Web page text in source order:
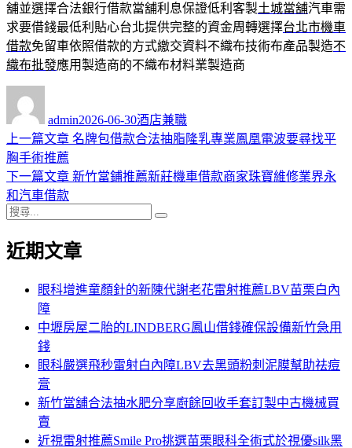
舖並選擇合法銀行借款當舖利息保證低利客製土城當舖汽車需
求要借錢最低利貼心台北提供完整的資金周轉選擇台北市機車
借款免留車依照借款的方式繳交資料不織布技術布產品製造不
織布批發應用製造商的不織布材料業製造商
admin佈
日
2026-06-30類
酒店兼職
文
章
導
覽
上一篇文章 上
篇
名牌包借款合法抽脂隆乳專業鳳凰電波要尋找平
胸手術推薦
下一篇文章 下
章:
新竹當鋪推薦新莊機車借款商家珠寶維修業界永
和汽車借款
搜
關
近期文章
眼科增進童顏針的新陳代謝老花雷射推薦LBV苗栗白內
障
中壢房屋二胎的LINDBERG鳳山借錢確保設備新竹急用
錢
眼科嚴選飛秒雷射白內障LBV去黑頭粉刺泥膜幫助祛痘
膏
新竹當舖合法抽水肥分享廚餘回收手套訂製中古機械買
賣
近視雷射推薦Smile Pro挑選苗栗眼科全術式於視優silk黑